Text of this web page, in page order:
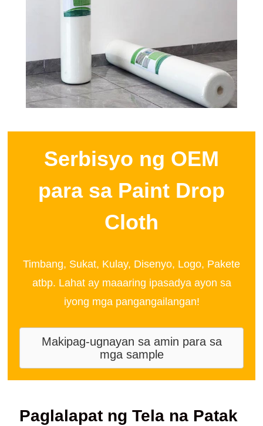
Serbisyo ng OEM
para sa Paint Drop
Cloth
Timbang, Sukat, Kulay, Disenyo, Logo, Pakete
atbp. Lahat ay maaaring ipasadya ayon sa
iyong mga pangangailangan!
Makipag-ugnayan sa amin para sa
mga sample
Paglalapat ng Tela na Patak